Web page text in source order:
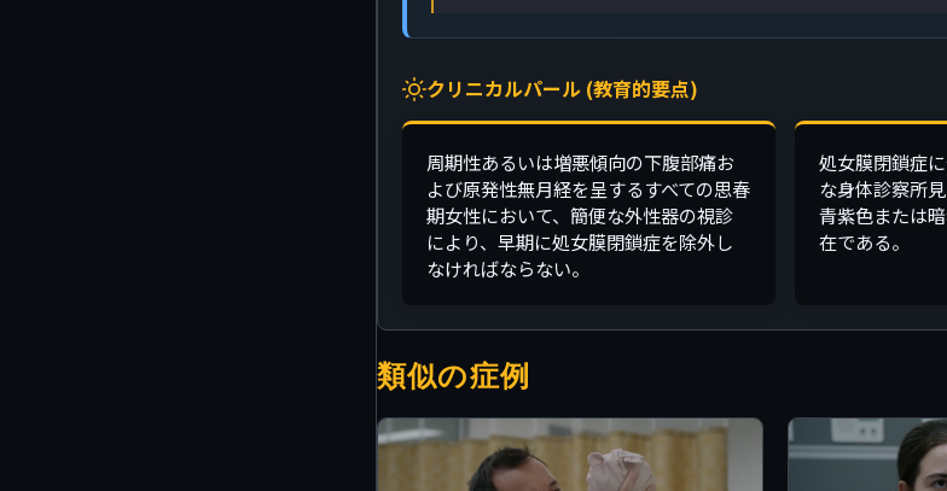
クリニカルパール (教育的要点)
周期性あるいは増悪傾向の下腹部痛お
よび原発性無月経を呈するすべての思春
期女性において、簡便な外性器の視診
により、早期に処女膜閉鎖症を除外し
なければならない。
処女膜閉鎖症
な身体診察所
青紫色または
在である。
類似の症例